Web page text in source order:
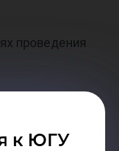
к ЮГУ
проведения